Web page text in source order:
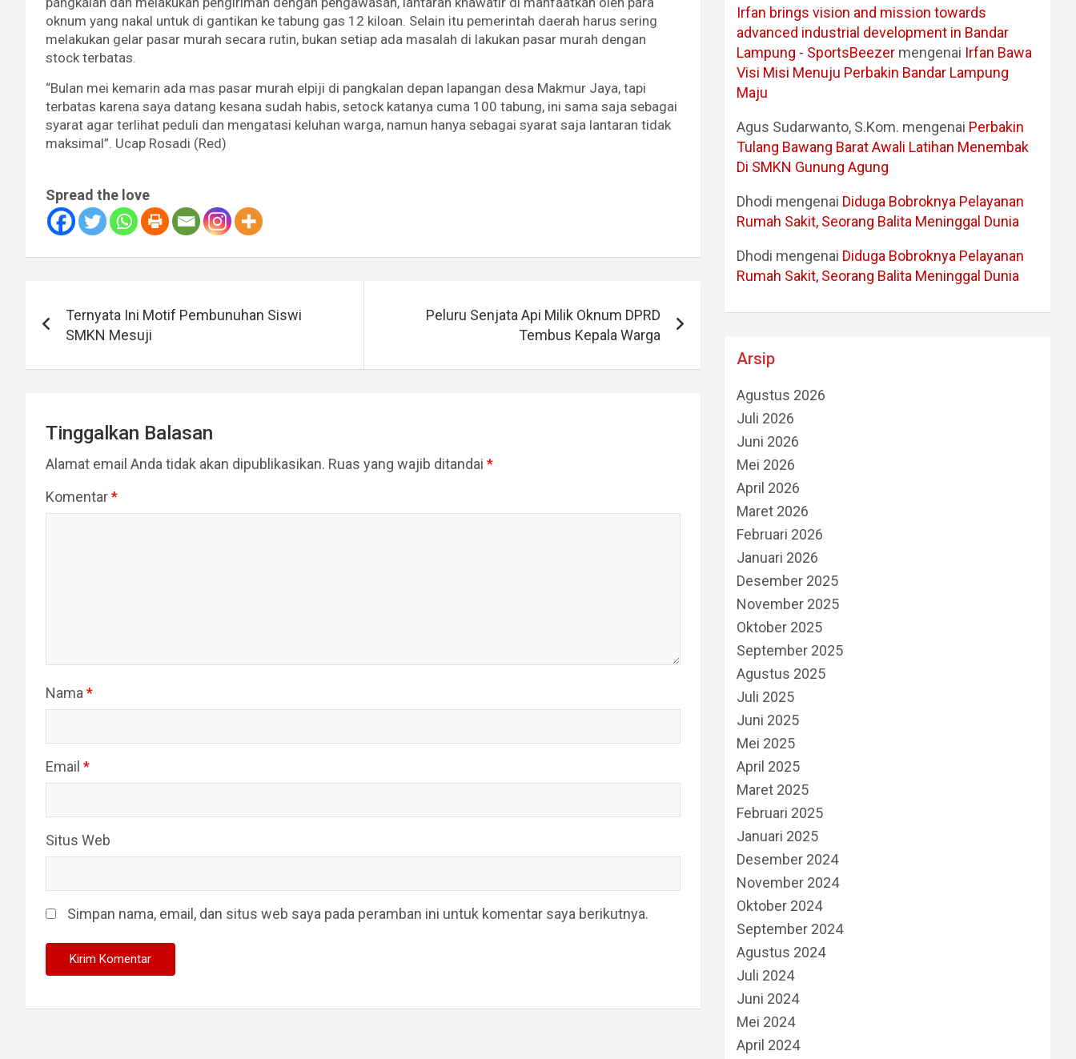
oknum yang nakal untuk di gantikan ke tabung gas 12 kiloan. Selain itu pemerintah daerah harus sering
melakukan gelar pasar murah secara rutin, bukan setiap ada masalah di lakukan pasar murah dengan
stock terbatas.
“Bulan mei kemarin ada mas pasar murah elpiji di pangkalan depan lapangan desa Makmur Jaya, tapi
terbatas karena saya datang kesana sudah habis, setock katanya cuma 100 tabung, ini sama saja sebagai
syarat agar terlihat peduli dan mengatasi keluhan warga, namun hanya sebagai syarat saja lantaran tidak
maksimal”. Ucap Rosadi (Red)
Spread the love
pos
Ternyata Ini Motif Pembunuhan Siswi
SMKN Mesuji
Peluru Senjata Api Milik Oknum DPRD
Tembus Kepala Warga
Tinggalkan Balasan
Alamat email Anda tidak akan dipublikasikan. Ruas yang wajib ditandai *
Komentar*
Nama *
Email *
Situs Web
Simpan nama, email, dan situs web saya pada peramban ini untuk komentar saya berikutnya.
Irfan brings vision and mission towards
advanced industrial development in Bandar
Lampung - SportsBeezer mengenai Irfan Bawa
Visi Misi Menuju Perbakin Bandar Lampung
Maju
Agus Sudarwanto, S.Kom. mengenai Perbakin
Tulang Bawang Barat Awali Latihan Menembak
Di SMKN Gunung Agung
Dhodi mengenai Diduga Bobroknya Pelayanan
Rumah Sakit, Seorang Balita Meninggal Dunia
Dhodi mengenai Diduga Bobroknya Pelayanan
Rumah Sakit, Seorang Balita Meninggal Dunia
Arsip
Agustus 2026
Juli 2026
Juni 2026
Mei 2026
April 2026
Maret 2026
Februari 2026
Januari 2026
Desember 2025
November 2025
Oktober 2025
September 2025
Agustus 2025
Juli 2025
Juni 2025
Mei 2025
April 2025
Maret 2025
Februari 2025
Januari 2025
Desember 2024
November 2024
Oktober 2024
September 2024
Agustus 2024
Juli 2024
Juni 2024
Mei 2024
April 2024